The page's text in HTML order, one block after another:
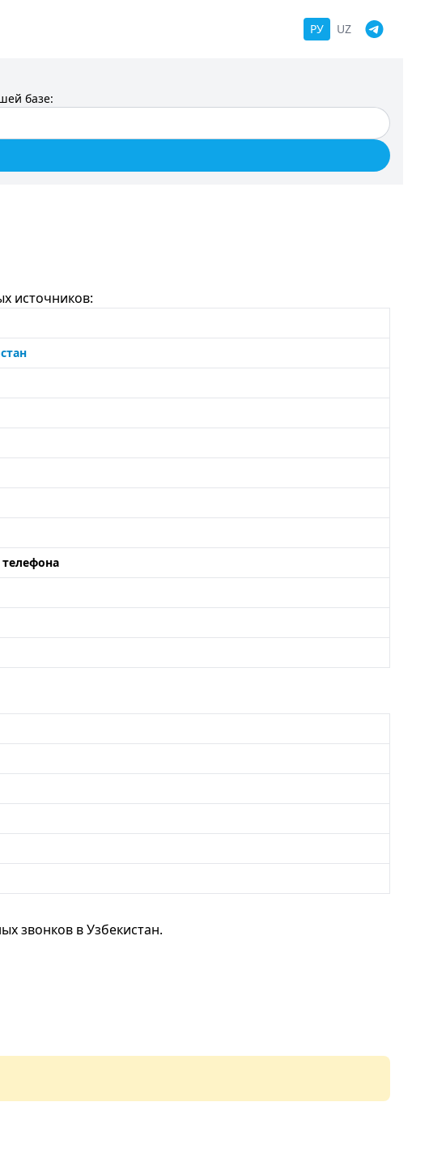
РУ UZ
базе:
источников:
звонков в Узбекистан.